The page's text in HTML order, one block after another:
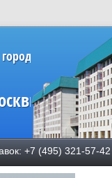
города Москвы
+7 (495) 321-